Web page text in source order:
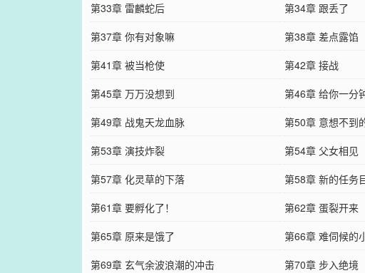
第33章 雷麟蛇后
第34章 跟丢了
第37章 你有对象嘛
第38章 差点露馅
第41章 被当枪使
第42章 接战
第45章 万万没想到
第46章 给你一分
第49章 战鬼天龙血脉
第50章 意想不到
第53章 演技炸裂
第54章 父女相见
第57章 化灵草的下落
第58章 新的任务
第61章 要孵化了！
第62章 蛋裂开来
第65章 原来是饿了
第66章 难伺候的
第69章 玄气余波浪潮的冲击
第70章 步入绝境